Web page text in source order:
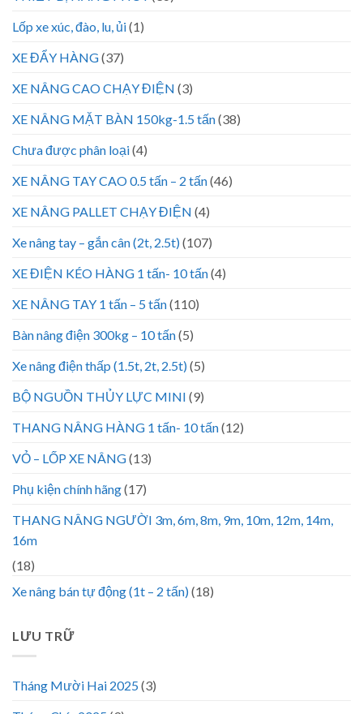
Lốp xe xúc, đào, lu, ủi(1)
XE ĐẨY HÀNG(37)
XE NÂNG CAO CHẠY ĐIỆN (3)
XE NÂNG MẶT BÀN 150kg-1.5 tấn(38)
Chưa được phân loại(4)
XE NÂNG TAY CAO 0.5 tấn – 2 tấn(46)
XE NÂNG PALLET CHẠY ĐIỆN (4)
Xe nâng tay – gắn cân (2t, 2.5t)(107)
XE ĐIỆN KÉO HÀNG 1 tấn- 10 tấn(4)
XE NÂNG TAY 1 tấn – 5 tấn(110)
Bàn nâng điện 300kg – 10 tấn(5)
Xe nâng điện thấp (1.5t, 2t, 2.5t)(5)
BỘ NGUỒN THỦY LỰC MINI (9)
THANG NÂNG HÀNG 1 tấn- 10 tấn(12)
VỎ – LỐP XE NÂNG(13)
Phụ kiện chính hãng(17)
THANG NÂNG NGƯỜI 3m, 6m, 8m, 9m, 10m, 12m, 14m,
16m
(18)
Xe nâng bán tự động (1t – 2 tấn)(18)
LƯU TRỮ
Tháng Mười Hai 2025(3)